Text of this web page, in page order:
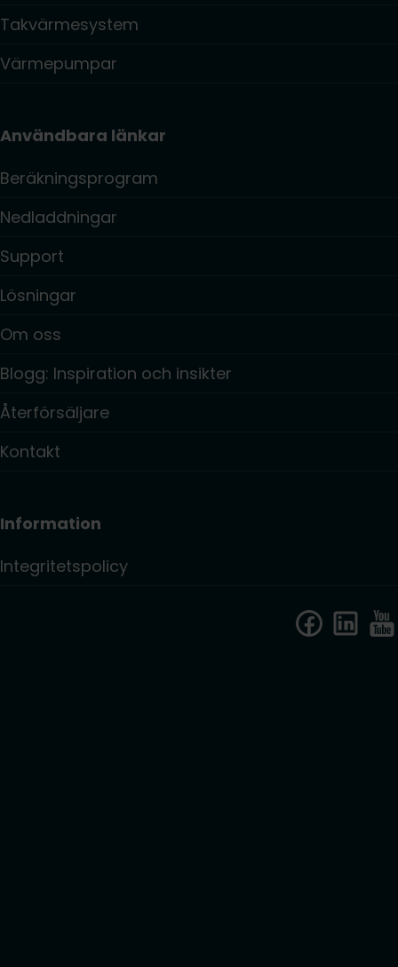
Takvärmesystem
Värmepumpar
Användbara länkar
Beräkningsprogram
Nedladdningar
Support
Lösningar
Om oss
Blogg: Inspiration och insikter
Återförsäljare
Kontakt
Information
Integritetspolicy